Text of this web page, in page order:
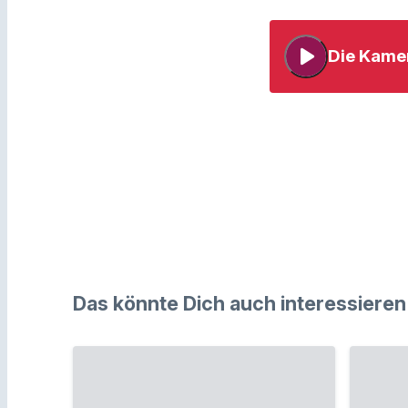
play_arrow Die
Das könnte Dich auch interessieren